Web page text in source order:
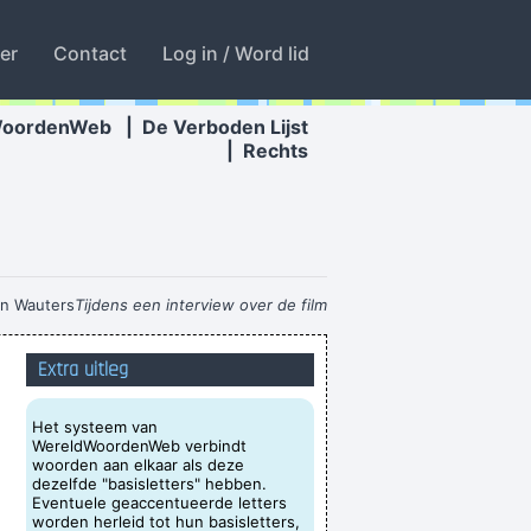
Contact Log in / Word lid
De Verboden Lijst
Rechts
WautersTijdens een interview over de film
"Intensive Care"...
topen daj neerstukt vanacht e da meen ik
van IS alles oplost, die geloven dat de
nu allemaal John Denver beginnen zinge
Lana, Dave, Denny, Lena, Ida, Bernadette,
Lynne, Pearl, Isabel, Ada, Ned, Dee, Rena,
Extra uitleg
Het systeem van
WereldWoordenWeb verbindt
woorden aan elkaar als deze
dezelfde "basisletters" hebben.
Eventuele geaccentueerde letters
worden herleid tot hun basisletters,